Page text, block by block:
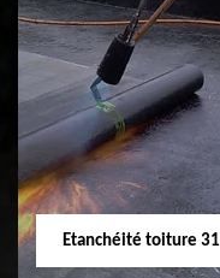
Peinture sur tuile
31
Etanchéité toiture 31